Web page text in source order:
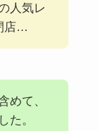
人気レ
店…
めて、
た。